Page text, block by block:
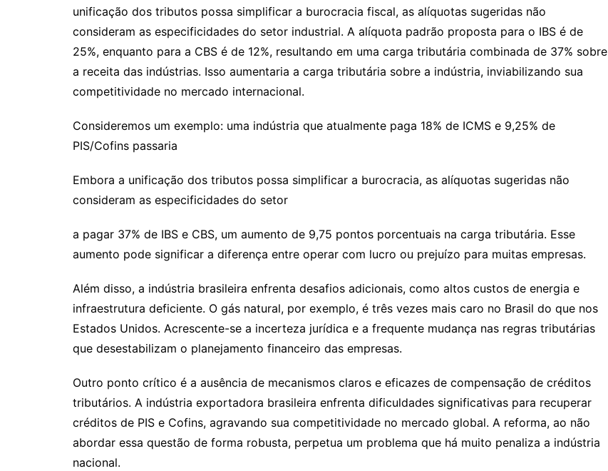
unificação dos tributos possa simplificar a burocracia fiscal, as alíquotas sugeridas não
consideram as especificidades do setor industrial. A alíquota padrão proposta para o IBS é de
25%, enquanto para a CBS é de 12%, resultando em uma carga tributária combinada de 37% sobre
a receita das indústrias. Isso aumentaria a carga tributária sobre a indústria, inviabilizando sua
competitividade no mercado internacional.
Consideremos um exemplo: uma indústria que atualmente paga 18% de ICMS e 9,25% de
PIS/Cofins passaria
Embora a unificação dos tributos possa simplificar a burocracia, as alíquotas sugeridas não
consideram as especificidades do setor
a pagar 37% de IBS e CBS, um aumento de 9,75 pontos porcentuais na carga tributária. Esse
aumento pode significar a diferença entre operar com lucro ou prejuízo para muitas empresas.
Além disso, a indústria brasileira enfrenta desafios adicionais, como altos custos de energia e
infraestrutura deficiente. O gás natural, por exemplo, é três vezes mais caro no Brasil do que nos
Estados Unidos. Acrescente-se a incerteza jurídica e a frequente mudança nas regras tributárias
que desestabilizam o planejamento financeiro das empresas.
Outro ponto crítico é a ausência de mecanismos claros e eficazes de compensação de créditos
tributários. A indústria exportadora brasileira enfrenta dificuldades significativas para recuperar
créditos de PIS e Cofins, agravando sua competitividade no mercado global. A reforma, ao não
abordar essa questão de forma robusta, perpetua um problema que há muito penaliza a indústria
nacional.